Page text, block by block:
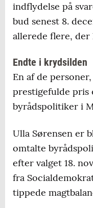
indflydelse på
bud senest 8.
allerede flere, der
Endte i krydsilden
En af de
prestigefulde pris
byrådspolitiker i
Ulla Sørensen er
omtalte
efter valget 18.
fra
tippede